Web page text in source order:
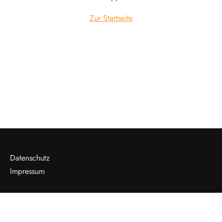
Zur Startseite
Datenschutz
Impressum